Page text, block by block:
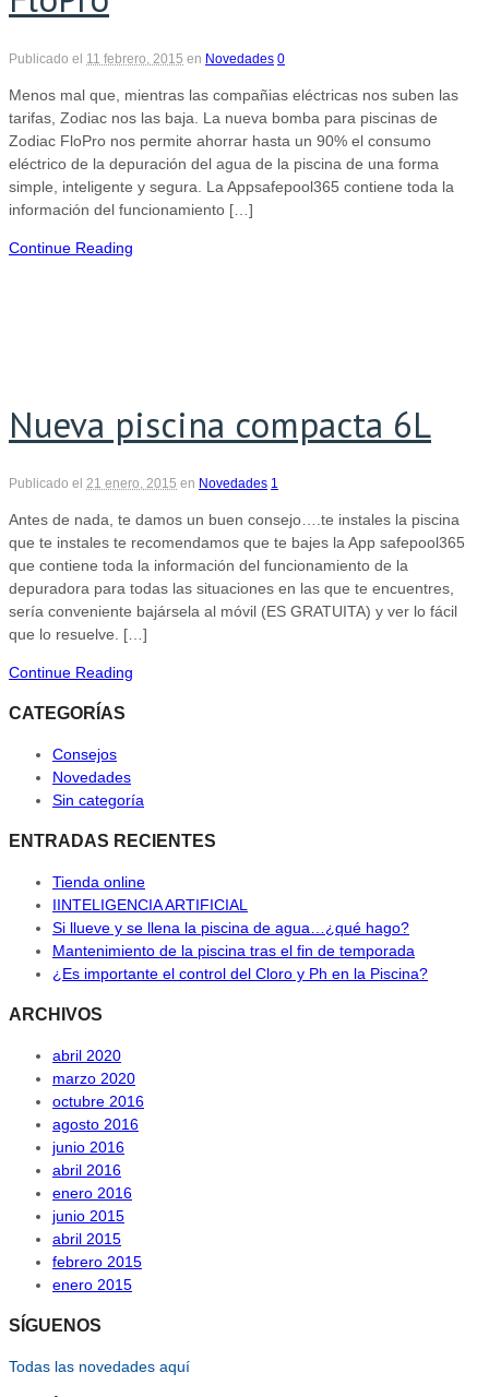
Publicado el 11 febrero, 2015 en Novedades 0
Menos mal que, mientras las compañias eléctricas nos suben las
tarifas, Zodiac nos las baja. La nueva bomba para piscinas de
Zodiac FloPro nos permite ahorrar hasta un 90% el consumo
eléctrico de la depuración del agua de la piscina de una forma
simple, inteligente y segura. La Appsafepool365 contiene toda la
información del funcionamiento […]
Continue Reading
Nueva piscina compacta 6L
Publicado el 21 enero, 2015 en Novedades 1
Antes de nada, te damos un buen consejo….te instales la piscina
que te instales te recomendamos que te bajes la App safepool365
que contiene toda la información del funcionamiento de la
depuradora para todas las situaciones en las que te encuentres,
sería conveniente bajársela al móvil (ES GRATUITA) y ver lo fácil
que lo resuelve. […]
Continue Reading
CATEGORÍAS
Consejos
Novedades
Sin categoría
ENTRADAS RECIENTES
Tienda online
IINTELIGENCIA ARTIFICIAL
Si llueve y se llena la piscina de agua…¿qué hago?
Mantenimiento de la piscina tras el fin de temporada
¿Es importante el control del Cloro y Ph en la Piscina?
ARCHIVOS
abril 2020
marzo 2020
octubre 2016
agosto 2016
junio 2016
abril 2016
enero 2016
junio 2015
abril 2015
febrero 2015
enero 2015
SÍGUENOS
Todas las novedades aquí